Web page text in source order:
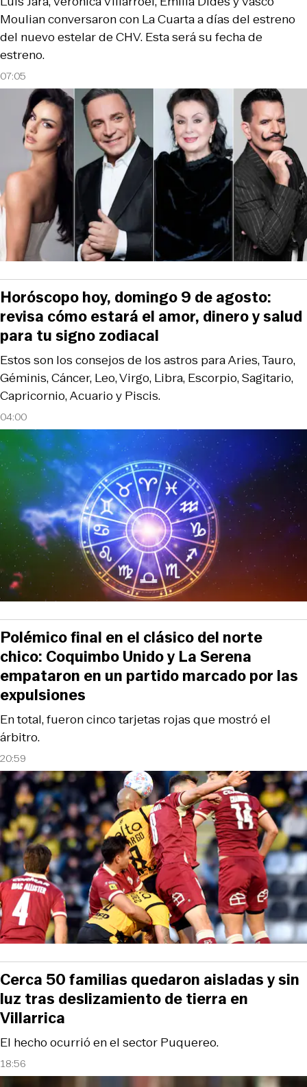
07:05
Moulian conversaron con La Cuarta a días del estreno
del nuevo estelar de CHV. Esta será su fecha de
estreno.
04:00
Estos son los consejos de los astros para Aries, Tauro,
Géminis, Cáncer, Leo, Virgo, Libra, Escorpio, Sagitario,
Capricornio, Acuario y Piscis.
Horóscopo hoy, domingo 9 de agosto:
revisa cómo estará el amor, dinero y salud
para tu signo zodiacal
20:59
En total, fueron cinco tarjetas rojas que mostró el
árbitro.
Polémico final en el clásico del norte
chico: Coquimbo Unido y La Serena
empataron en un partido marcado por las
expulsiones
18:56
El hecho ocurrió en el sector Puquereo.
Cerca 50 familias quedaron aisladas y sin
luz tras deslizamiento de tierra en
Villarrica